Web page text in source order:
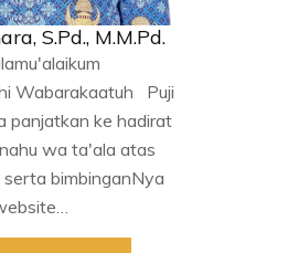
S.Pd., M.M.Pd.
Wabarakaatuh Puji
panjatkan ke hadirat
wa ta'ala atas
bimbinganNya